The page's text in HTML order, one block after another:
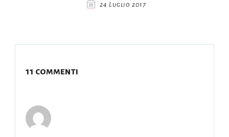
24 Luglio 2017
11 commenti